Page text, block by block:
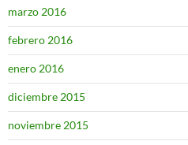
marzo 2016
febrero 2016
enero 2016
diciembre 2015
noviembre 2015